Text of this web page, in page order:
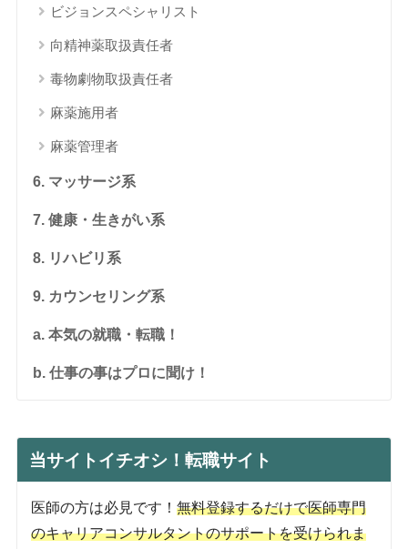
ビジョンスペシャリスト
向精神薬取扱責任者
毒物劇物取扱責任者
麻薬施用者
麻薬管理者
6. マッサージ系
7. 健康・生きがい系
8. リハビリ系
9. カウンセリング系
a. 本気の就職・転職！
b. 仕事の事はプロに聞け！
当サイトイチオシ！転職サイト
医師の方は必見です！ 無料登録するだけで医師専門
のキャリアコンサルタントのサポートを受けられま